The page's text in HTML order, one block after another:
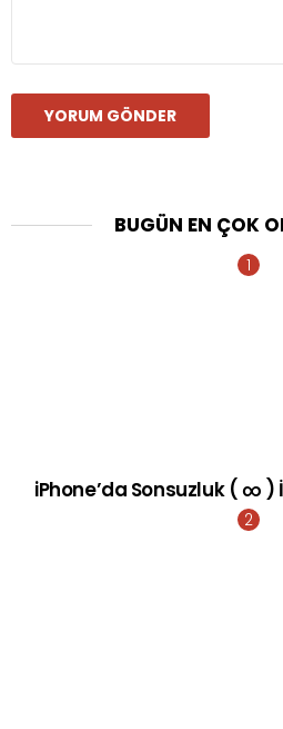
BUGÜN EN ÇOK
iPhone’da Sonsuzluk ( ∞ )